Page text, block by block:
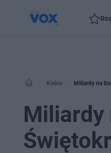
Kielce Miliardy na
Miliardy